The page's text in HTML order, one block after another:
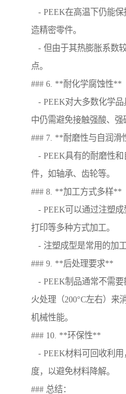
- PEEK在高温下仍能保
造精密零件。
- 但由于其热膨胀系数
点。
### 6. **耐化学腐蚀性**
- PEEK对大多数化学
中仍需避免接触强酸、强
### 7. **耐磨性与自润滑
- PEEK具有的耐磨性
件，如轴承、齿轮等。
### 8. **加工方式多样**
- PEEK可以通过注塑成
打印等多种方式加工。
- 注塑成型是常用的加
### 9. **后处理要求**
- PEEK制品通常不需
火处理（200°C左右）来
机械性能。
### 10. **环保性**
- PEEK材料可回收利用
度，以避免材料降解。
### 总结：